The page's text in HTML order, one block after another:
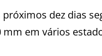
dez dias
em vários